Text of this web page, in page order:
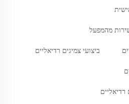
מהמפעל
ביצועי צמיגים רדיאליים